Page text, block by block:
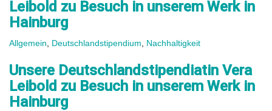
Leibold zu Besuch in unserem Werk in
Hainburg
Allgemein Deutschlandstipendium Nachhaltigkeit
Unsere Deutschlandstipendiatin Vera
Leibold zu Besuch in unserem Werk in
Hainburg